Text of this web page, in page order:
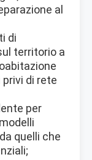
al
di
territorio a
di rete
per
quelli che